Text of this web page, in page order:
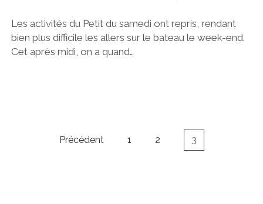
Les activités du Petit du samedi ont repris, rendant
bien plus difficile les allers sur le bateau le week-end.
Cet après midi, on a quand…
PaginationPrécédent 1 2 3